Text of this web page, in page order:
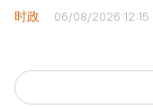
时政 06/08/2026 12:15